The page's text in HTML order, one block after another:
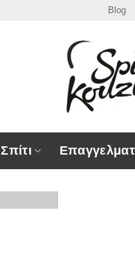
Blog
Σπίτι